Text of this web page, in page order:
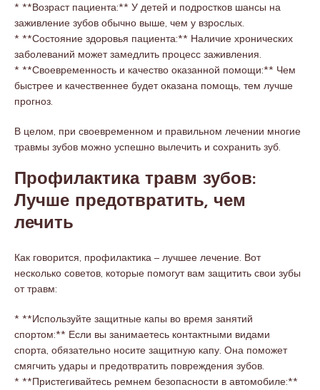
* **Возраст пациента:** У детей и подростков шансы на
заживление зубов обычно выше, чем у взрослых.
* **Состояние здоровья пациента:** Наличие хронических
заболеваний может замедлить процесс заживления.
* **Своевременность и качество оказанной помощи:** Чем
быстрее и качественнее будет оказана помощь, тем лучше
прогноз.
В целом, при своевременном и правильном лечении многие
травмы зубов можно успешно вылечить и сохранить зуб.
Профилактика травм зубов:
Лучше предотвратить, чем
лечить
Как говорится, профилактика – лучшее лечение. Вот
несколько советов, которые помогут вам защитить свои зубы
от травм:
* **Используйте защитные капы во время занятий
спортом:** Если вы занимаетесь контактными видами
спорта, обязательно носите защитную капу. Она поможет
смягчить удары и предотвратить повреждения зубов.
* **Пристегивайтесь ремнем безопасности в автомобиле:**